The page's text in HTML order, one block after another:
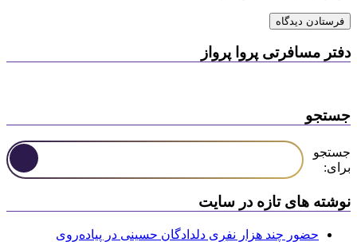
دفتر مسافرتی پروا پرواز
جستجو
جستجو
برای:
نوشته های تازه در سایت
حضور چند هزار نفری دلدادگان حسینی در پیاده‌روی